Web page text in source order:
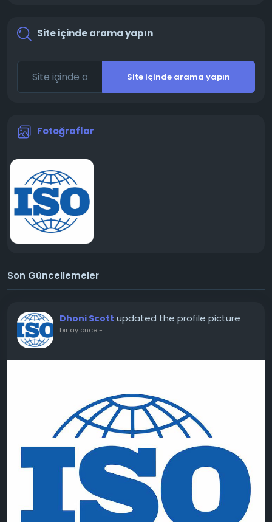
Site içinde arama yapın
Site içinde arama yapın
Fotoğraflar
Son Güncellemeler
Dhoni Scott updated the profile picture
bir ay önce-